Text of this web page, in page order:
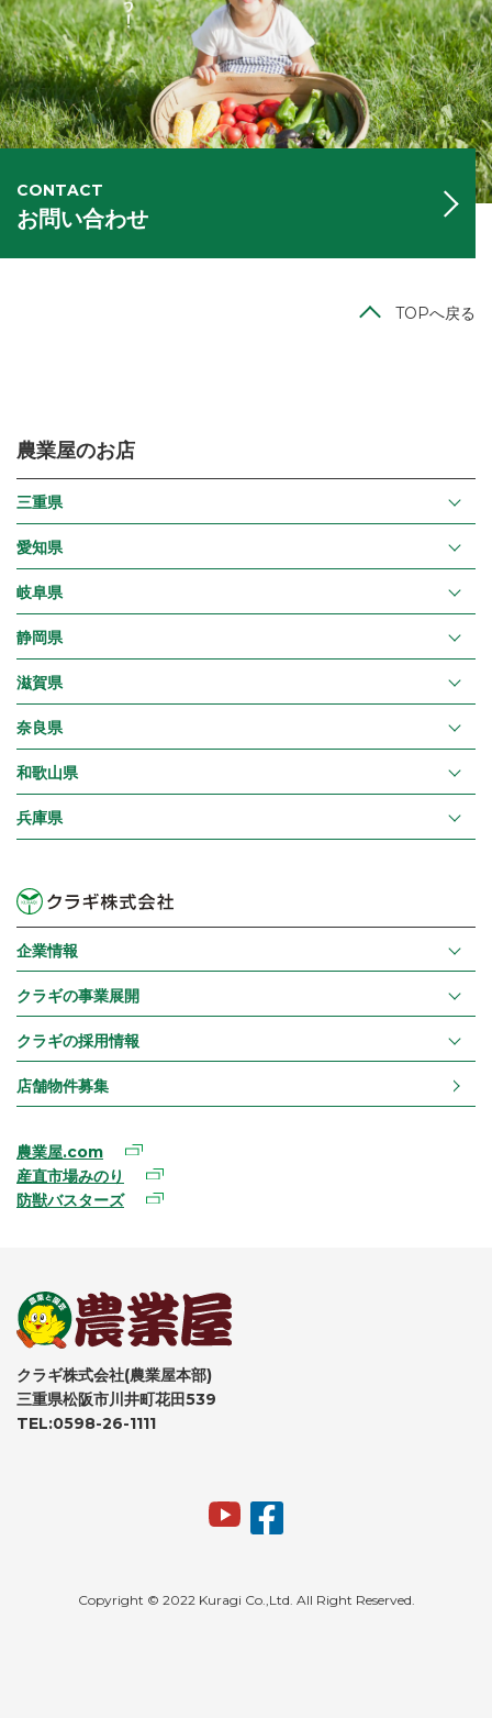
CONTACT
お問い合わせ
TOPへ戻る
農業屋のお店
三重県
愛知県
岐阜県
静岡県
滋賀県
奈良県
和歌山県
兵庫県
企業情報
クラギの事業展開
クラギの採用情報
店舗物件募集
農業屋.com
産直市場みのり
防獣バスターズ
クラギ株式会社(農業屋本部)
三重県松阪市川井町花田539
TEL:0598-26-1111
Copyright © 2022 Kuragi Co.,Ltd. All Right Reserved.